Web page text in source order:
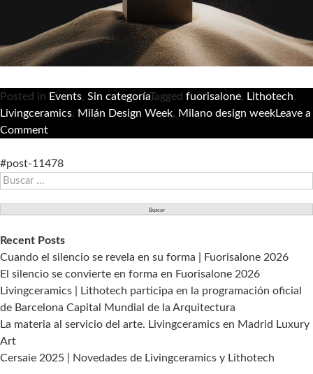
Posted in Events, Sin categoríaTagged fuorisalone, Lithotech,
Livingceramics, Milán Design Week, Milano design weekLeave a
Commenton
Mind
#post-11478
Buscar:
Recent Posts
Cuando el silencio se revela en su forma | Fuorisalone 2026
El silencio se convierte en forma en Fuorisalone 2026
Livingceramics | Lithotech participa en la programación oficial
de Barcelona Capital Mundial de la Arquitectura
La materia al servicio del arte. Livingceramics en Madrid Luxury
Art
Cersaie 2025 | Novedades de Livingceramics y Lithotech